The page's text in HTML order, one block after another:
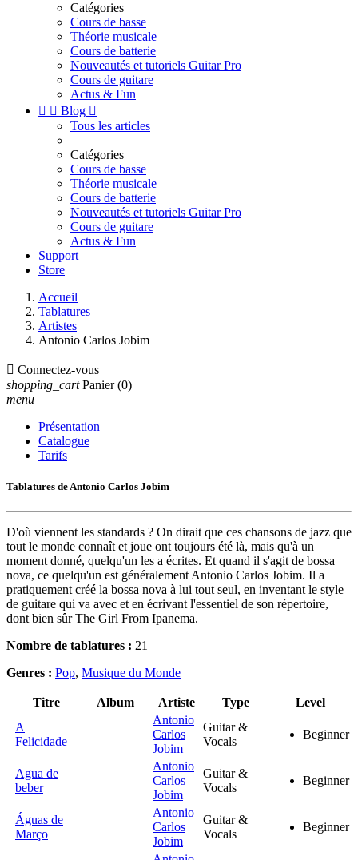
Catégories
Cours de basse
Théorie musicale
Cours de batterie
Nouveautés et tutoriels Guitar Pro
Cours de guitare
Actus & Fun
  Blog 
Tous les articles
Catégories
Cours de basse
Théorie musicale
Cours de batterie
Nouveautés et tutoriels Guitar Pro
Cours de guitare
Actus & Fun
Support
Store
Accueil
Tablatures
Artistes
Antonio Carlos Jobim
 Connectez-vous
shopping_cart Panier (0)
menu
Présentation
Catalogue
Tarifs
Tablatures de Antonio Carlos Jobim
D'où viennent les standards ? On dirait que ces chansons de jazz que
tout le monde connaît et joue ont toujours été là, mais qu'à un
moment donné, quelqu'un les a écrites. Et quand il s'agit de bossa
nova, ce quelqu'un est généralement Antonio Carlos Jobim. Il a
pratiquement créé la bossa nova à lui tout seul, en inventant le style
de guitare qui va avec et en écrivant l'essentiel de son répertoire,
dont bien sûr The Girl From Ipanema.
Nombre de tablatures : 21
Genres : Pop, Musique du Monde
Titre Album Artiste Type
Level
A
Felicidade
Antonio
Carlos
Jobim
Guitar &
Vocals
Beginner
Agua de
beber
Antonio
Carlos
Jobim
Guitar &
Vocals
Beginner
Águas de
Março
Antonio
Carlos
Jobim
Guitar &
Vocals
Beginner